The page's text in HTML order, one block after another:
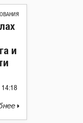
и
14:18